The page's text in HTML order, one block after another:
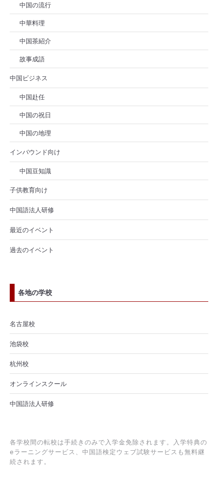
中国の流行
中華料理
中国茶紹介
故事成語
中国ビジネス
中国赴任
中国の祝日
中国の地理
インバウンド向け
中国豆知識
子供教育向け
中国語法人研修
最近のイベント
過去のイベント
各地の学校
名古屋校
池袋校
杭州校
オンラインスクール
中国語法人研修
各学校間の転校は手続きのみで入学金免除されます。入学特典の
eラーニングサービス、中国語検定ウェブ試験サービスも無料継
続されます。